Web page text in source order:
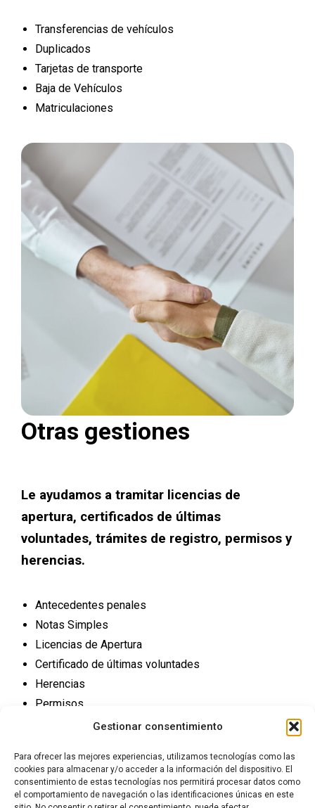
Gestionar consentimiento
Para ofrecer las mejores experiencias, utilizamos tecnologías como las
cookies para almacenar y/o acceder a la información del dispositivo. El
consentimiento de estas tecnologías nos permitirá procesar datos como
el comportamiento de navegación o las identificaciones únicas en este
Transferencias de vehículos
Duplicados
Tarjetas de transporte
Baja de Vehículos
Matriculaciones
Otras gestiones
Le ayudamos a tramitar licencias de
apertura, certificados de últimas
voluntades, trámites de registro, permisos y
herencias.
Antecedentes penales
Notas Simples
Licencias de Apertura
Certificado de últimas voluntades
Herencias
Permisos
Trámites Registro